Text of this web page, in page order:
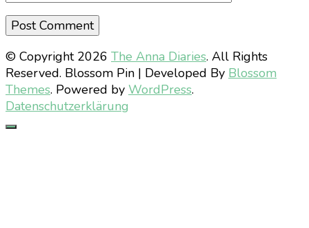
© Copyright 2026 The Anna Diaries. All Rights
Reserved. Blossom Pin | Developed By Blossom
Themes. Powered by WordPress.
Datenschutzerklärung